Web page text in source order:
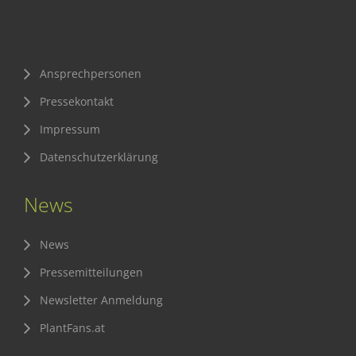
Gesunde Menschen
Entsorgung von Pflanzenschutzmittel-Leergebinden
Die IGP
Zum Verband
Ansprechpersonen
Veranstaltungen & Aktionen
Ansprechpersonen
Pressekontakt
Impressum
Datenschutzerklärung
News
News
Pressemitteilungen
Newsletter Anmeldung
PlantFans.at